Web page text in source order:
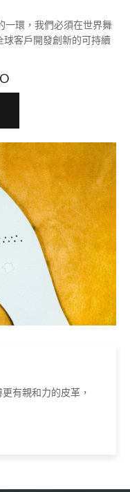
一環，我們必須在世界舞
客戶開發創新的可持續
有親和力的皮革，